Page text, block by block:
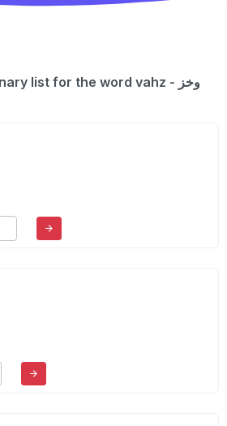
The entry is a dictionary list for the word vahz - وخز